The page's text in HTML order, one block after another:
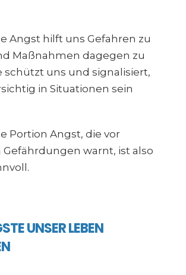
Angst hilft uns Gefahren zu
Maßnahmen dagegen zu
schützt uns und signalisiert,
in Situationen sein
Portion Angst, die vor
Gefährdungen warnt, ist also
UNSER LEBEN